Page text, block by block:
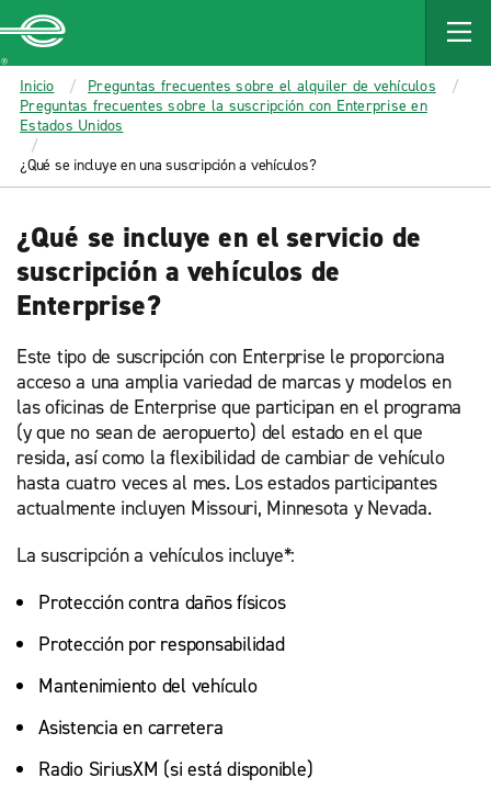
MAIN
CONTENT
Enterprise
Inicio
Preguntas frecuentes sobre el alquiler de vehículos
Preguntas frecuentes sobre la suscripción con Enterprise en
Estados Unidos
¿Qué se incluye en una suscripción a vehículos?
¿Qué se incluye en el servicio de
suscripción a vehículos de
Enterprise?
Este tipo de suscripción con Enterprise le proporciona
acceso a una amplia variedad de marcas y modelos en
las oficinas de Enterprise que participan en el programa
(y que no sean de aeropuerto) del estado en el que
resida, así como la flexibilidad de cambiar de vehículo
hasta cuatro veces al mes. Los estados participantes
actualmente incluyen Missouri, Minnesota y Nevada.
La suscripción a vehículos incluye*:
Protección contra daños físicos
Protección por responsabilidad
Mantenimiento del vehículo
Asistencia en carretera
Radio SiriusXM (si está disponible)